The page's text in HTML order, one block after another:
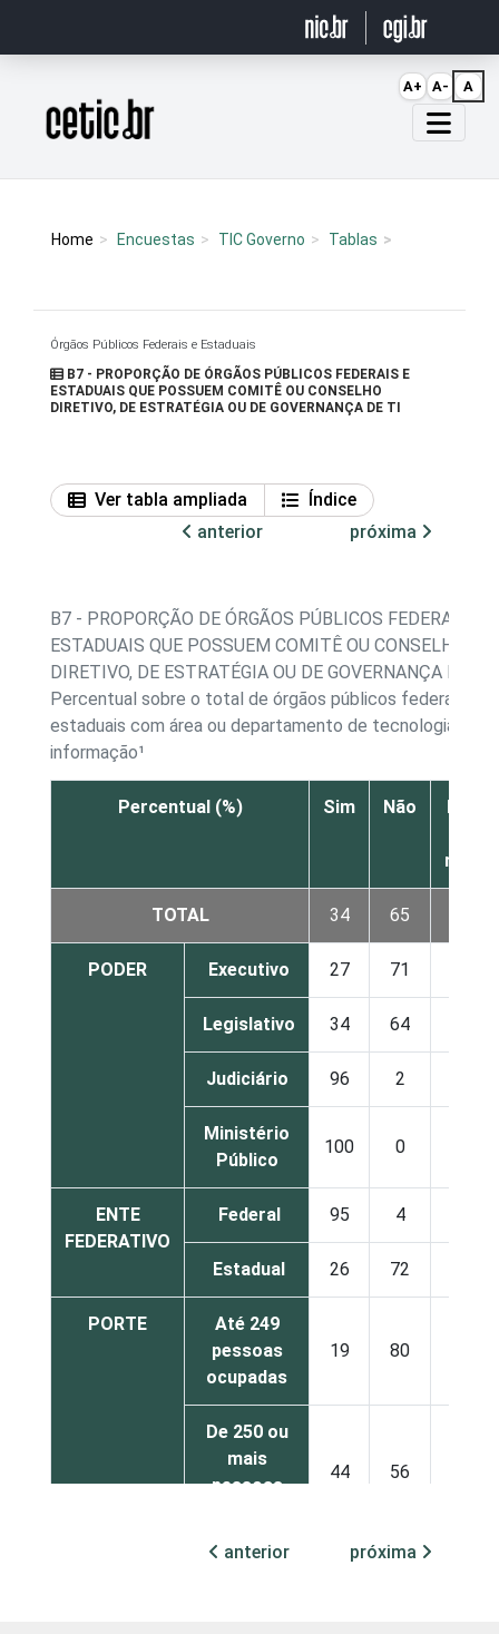
Página inicial
Home Encuestas TIC Governo Tablas
Órgãos Públicos Federais e Estaduais
B7 - PROPORÇÃO DE ÓRGÃOS PÚBLICOS FEDERAIS E
ESTADUAIS QUE POSSUEM COMITÊ OU CONSELHO
DIRETIVO, DE ESTRATÉGIA OU DE GOVERNANÇA DE TI
Ver tabla ampliada
Índice
anterior
próxima
B7 - PROPORÇÃO DE ÓRGÃOS PÚBLICOS FEDERAIS E
ESTADUAIS QUE POSSUEM COMITÊ OU CONSELHO
DIRETIVO, DE ESTRATÉGIA OU DE GOVERNANÇA DE TI
Percentual sobre o total de órgãos públicos federais e
estaduais com área ou departamento de tecnologia da
informação¹
Percentual (%) Sim Não
Não
TOTAL 34 65
PODER Executivo 27 71
Legislativo 34 64
Judiciário 96 2
Ministério
Público
100 0
ENTE
FEDERATIVO
Federal 95 4
Estadual 26 72
PORTE
Até 249
pessoas
ocupadas
19 80
De 250 ou
mais
pessoas
44 56
anterior próxima
A+ A- A